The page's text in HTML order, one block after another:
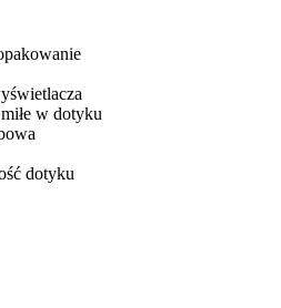
w dotyku
dotyku